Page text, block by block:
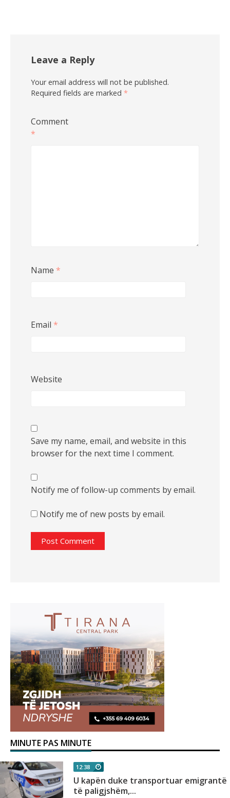
Leave a Reply
Your email address will not be published.
Required fields are marked *
Comment
*
Name *
Email *
Website
Save my name, email, and website in this
browser for the next time I comment.
Notify me of follow-up comments by email.
Notify me of new posts by email.
MINUTE PAS MINUTE
12:38
U kapën duke transportuar emigrantë
të paligjshëm,...